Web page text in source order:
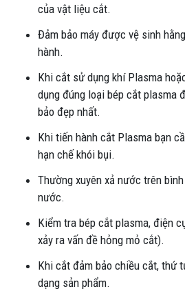
của vật liệu cắt.
Đảm bảo máy được vệ sinh
hành.
Khi cắt sử dụng khí Plasma
dụng đúng loại bép cắt plasma
bảo đẹp nhất.
Khi tiến hành cắt Plasma bạn
hạn chế khói bụi.
Thường xuyên xả nước trên
nước.
Kiểm tra bép cắt plasma, điện
xảy ra vấn đề hỏng mỏ cắt).
Khi cắt đảm bảo chiều cắt, thứ
dạng sản phẩm.